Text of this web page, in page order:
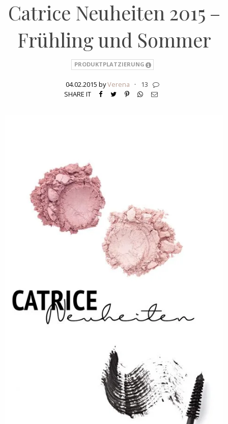
Catrice Neuheiten 2015 –
Frühling und Sommer
PRODUKTPLATZIERUNG
04.02.2015 byVerena ·
13
SHARE IT